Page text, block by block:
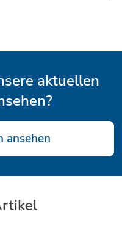
aktuellen
ansehen